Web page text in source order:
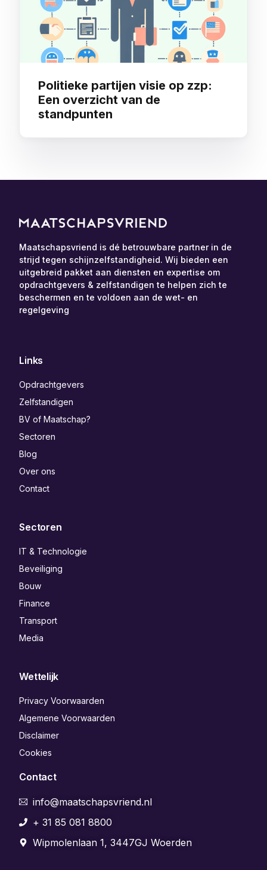
Politieke partijen visie op zzp:
Een overzicht van de
standpunten
Maatschapsvriend is dé betrouwbare partner in de
strijd tegen schijnzelfstandigheid. Wij bieden een
uitgebreid pakket aan diensten en expertise om
opdrachtgevers & zelfstandigen te helpen zich te
beschermen en te voldoen aan de wet- en
regelgeving
Links
Opdrachtgevers
Zelfstandigen
BV of Maatschap?
Sectoren
Blog
Over ons
Contact
Sectoren
IT & Technologie
Beveiliging
Bouw
Finance
Transport
Media
Wettelijk
Privacy Voorwaarden
Algemene Voorwaarden
Disclaimer
Cookies
Contact
info@maatschapsvriend.nl
+ 31 85 081 8800
Wipmolenlaan 1, 3447GJ Woerden